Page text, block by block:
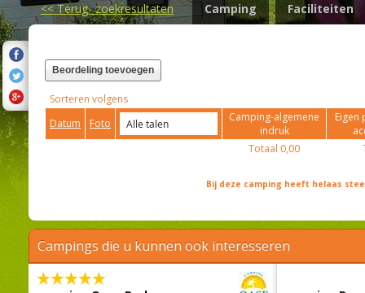
<<Terug- zoekresultaten Camping Faciliteiten
Beordeling toevoegen
Sorteren volgens
Datum
Foto
Camping-algemene
indruk
Eigen
Totaal 0,00
Bij deze camping heeft helaas
Campings die u kunnen ook interesseren